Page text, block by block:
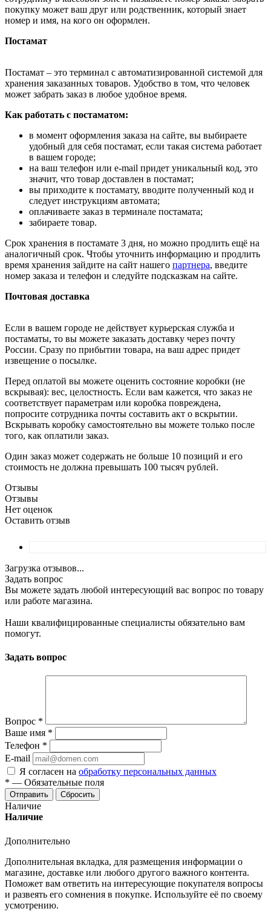
покупку может ваш друг или родственник, который знает
номер и имя, на кого он оформлен.
Постамат
Постамат – это терминал с автоматизированной системой для
хранения заказанных товаров. Удобство в том, что человек
может забрать заказ в любое удобное время.
Как работать с постаматом:
в момент оформления заказа на сайте, вы выбираете
удобный для себя постамат, если такая система работает
в вашем городе;
на ваш телефон или e-mail придет уникальный код, это
значит, что товар доставлен в постамат;
вы приходите к постамату, вводите полученный код и
следует инструкциям автомата;
оплачиваете заказ в терминале постамата;
забираете товар.
Срок хранения в постамате 3 дня, но можно продлить ещё на
аналогичный срок. Чтобы уточнить информацию и продлить
время хранения зайдите на сайт нашего партнера, введите
номер заказа и телефон и следуйте подсказкам на сайте.
Почтовая доставка
Если в вашем городе не действует курьерская служба и
постаматы, то вы можете заказать доставку через почту
России. Сразу по прибытии товара, на ваш адрес придет
извещение о посылке.
Перед оплатой вы можете оценить состояние коробки (не
вскрывая): вес, целостность. Если вам кажется, что заказ не
соответствует параметрам или коробка повреждена,
попросите сотрудника почты составить акт о вскрытии.
Вскрывать коробку самостоятельно вы можете только после
того, как оплатили заказ.
Один заказ может содержать не больше 10 позиций и его
стоимость не должна превышать 100 тысяч рублей.
Отзывы
Отзывы
Нет оценок
Оставить отзыв
Загрузка отзывов...
Задать вопрос
Вы можете задать любой интересующий вас вопрос по товару
или работе магазина.
Наши квалифицированные специалисты обязательно вам
помогут.
Задать вопрос
Вопрос *
Ваше имя *
Телефон *
E-mail
Я согласен на обработку персональных данных
* — Обязательные поля
Отправить Сбросить
Наличие
Наличие
Дополнительно
Дополнительная вкладка, для размещения информации о
магазине, доставке или любого другого важного контента.
Поможет вам ответить на интересующие покупателя вопросы
и развеять его сомнения в покупке. Используйте её по своему
усмотрению.